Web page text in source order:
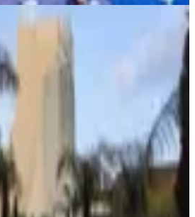
Rezidans Dairesi İskele Grand
Full Eşyalı 1+1
Mahallesi
m²·
₺
ERTEM